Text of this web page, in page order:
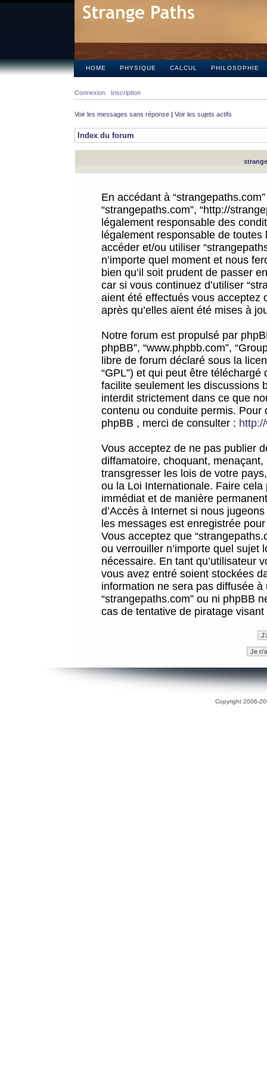
HOME PHYSIQUE CALCUL PHILOSOPHIE
Connexion Inscription
Voir les messages sans réponse | Voir les sujets actifs
Index du forum
En accédant à
“strangepaths.com”, “http://
légalement responsable des
légalement responsable de
accéder et/ou utiliser
n’importe quel moment et nous
bien qu’il soit prudent de passer
car si vous continuez d’utiliser
aient été effectués vous acceptez
après qu’elles aient été mises à
Notre forum est propulsé par
phpBB”, “www.phpbb.com”,
libre de forum déclaré sous la
“GPL”) et qui peut être téléchargé
facilite seulement les discussions
interdit strictement dans ce que
contenu ou conduite permis.
phpBB , merci de consulter :
Vous acceptez de ne pas publier
diffamatoire, choquant,
transgresser les lois de votre
ou la Loi Internationale. Faire
immédiat et de manière
d’Accès à Internet si nous
les messages est enregistrée
Vous acceptez que
ou verrouiller n’importe quel sujet
nécessaire. En tant qu’utilisateur
vous avez entré soient stockées
information ne sera pas diffusée
“strangepaths.com” ou ni phpBB
cas de tentative de piratage
Copyright 2006-